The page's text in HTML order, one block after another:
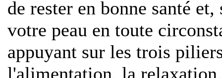
de rester en bonne santé
votre peau en toute
appuyant sur les trois
l'alimentation, la